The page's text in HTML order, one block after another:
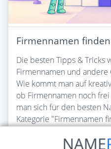
Firmennamen finden
Die besten Tipps & Tricks
Firmennamen und andere
Wie kommt man auf
ob Firmennamen noch
man sich für den besten
Kategorie "Firmennamen
und Unternehmensnamen.